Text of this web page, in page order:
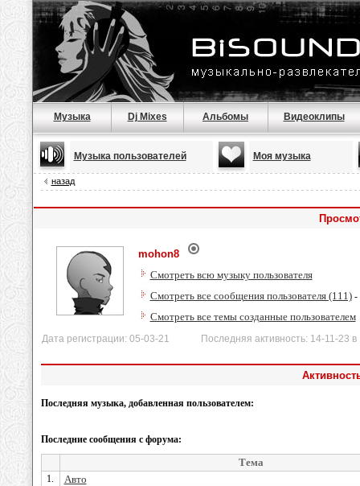
Музыка Dj Mixes Альбомы Видеоклипы
Музыка пользователей Моя музыка
назад
mohon8
Смотреть всю музыку пользователя
Смотреть все сообщения пользователя (111)-
Смотреть все темы созданные пользователем
Дата регистрации: 05-03-21 Последняя активность: 14-11-23 в
Последняя музыка, добавленная пользователем:
Последние сообщения с форума:
Тема
1. Авто